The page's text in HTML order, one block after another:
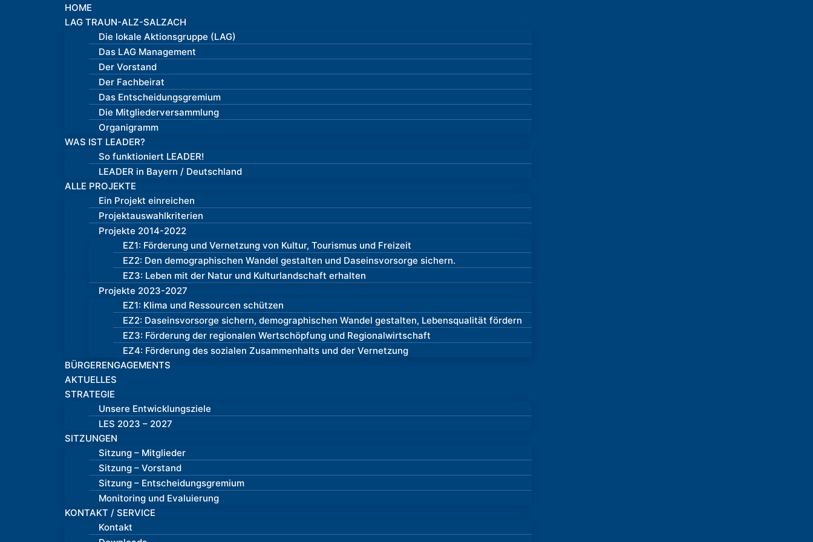
HOME
LAG TRAUN-ALZ-SALZACH
Die lokale Aktionsgruppe (LAG)
Das LAG Management
Der Vorstand
Der Fachbeirat
Das Entscheidungsgremium
Die Mitgliederversammlung
Organigramm
WAS IST LEADER?
So funktioniert LEADER!
LEADER in Bayern / Deutschland
ALLE PROJEKTE
Ein Projekt einreichen
Projektauswahlkriterien
Projekte 2014-2022
EZ1: Förderung und Vernetzung von Kultur, Tourismus und Freizeit
EZ2: Den demographischen Wandel gestalten und Daseinsvorsorge sichern.
EZ3: Leben mit der Natur und Kulturlandschaft erhalten
Projekte 2023-2027
EZ1: Klima und Ressourcen schützen
EZ2: Daseinsvorsorge sichern, demographischen Wandel gestalten, Lebensqualität fördern
EZ3: Förderung der regionalen Wertschöpfung und Regionalwirtschaft
EZ4: Förderung des sozialen Zusammenhalts und der Vernetzung
BÜRGERENGAGEMENTS
AKTUELLES
STRATEGIE
Unsere Entwicklungsziele
LES 2023 – 2027
SITZUNGEN
Sitzung – Mitglieder
Sitzung – Vorstand
Sitzung – Entscheidungsgremium
Monitoring und Evaluierung
KONTAKT / SERVICE
Kontakt